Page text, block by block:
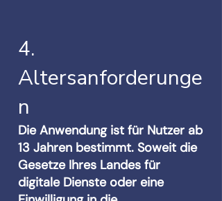
4.
Altersanforderunge
n
Die Anwendung ist für Nutzer ab
13 Jahren bestimmt. Soweit die
Gesetze Ihres Landes für
digitale Dienste oder eine